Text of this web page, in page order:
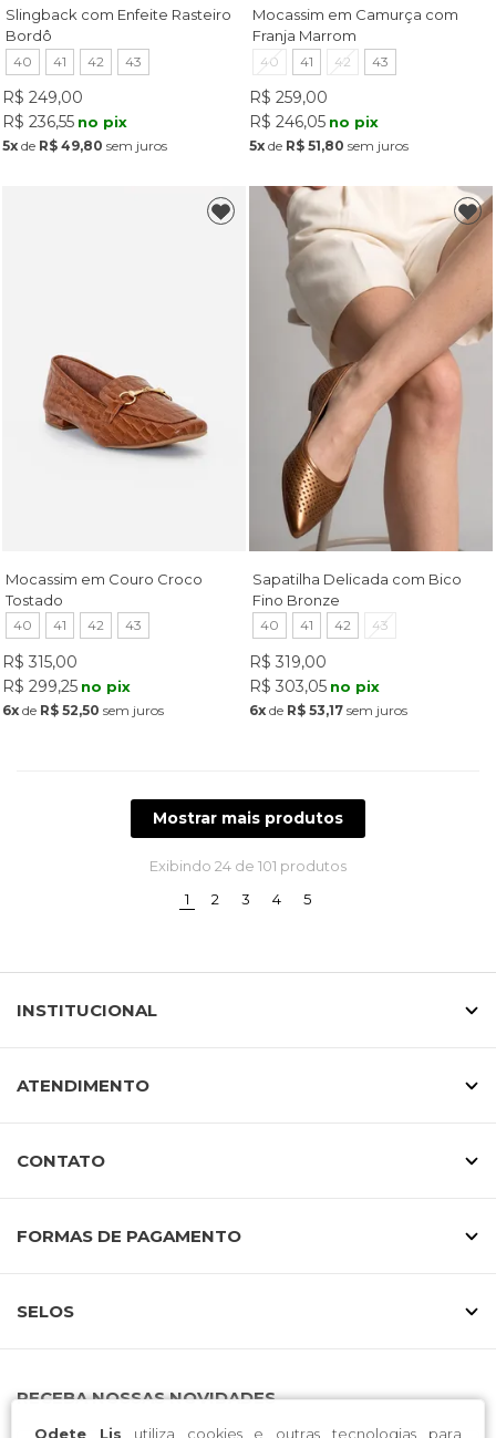
Odete Lis utiliza cookies e outras tecnologias para
Slingback com Enfeite Rasteiro
Bordô
40 41 42 43
R$ 249,00
R$ 236,55 no pix
5xde R$ 49,80 sem juros
Mocassim em Camurça com
Franja Marrom
40 41 42 43
R$ 259,00
R$ 246,05 no pix
5x de R$ 51,80 sem juros
Mocassim em Couro Croco
Tostado
40 41 42 43
R$ 315,00
R$ 299,25 no pix
6xde R$ 52,50 sem juros
Sapatilha Delicada com Bico
Fino Bronze
40 41 42 43
R$ 319,00
R$ 303,05 no pix
6x de R$ 53,17 sem juros
Mostrar mais produtos
Exibindo 24 de 101 produtos
1 (current)
2 3 4 5
INSTITUCIONAL
ATENDIMENTO
CONTATO
FORMAS DE PAGAMENTO
SELOS
RECEBA NOSSAS NOVIDADES